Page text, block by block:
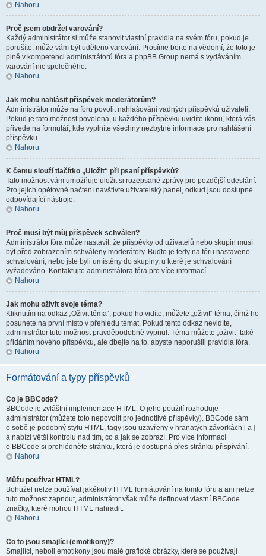
Nahoru
Proč jsem obdržel varování?
Každý administrátor si může stanovit vlastní pravidla na svém fóru, pokud je
porušíte, může vám být uděleno varování. Prosíme berte na vědomí, že toto je
plně v kompetenci administrátorů fóra a phpBB Group nemá s vydáváním
varování nic společného.
Nahoru
Jak mohu nahlásit příspěvek moderátorům?
Administrátor může na fóru povolit nahlašování vadných příspěvků uživateli.
Pokud je tato možnost povolena, u každého příspěvku uvidíte ikonu, která vás
přivede na formulář, kde vyplníte všechny nezbytné informace pro nahlášení
příspěvku.
Nahoru
K čemu slouží tlačítko „Uložit“ při psaní příspěvků?
Tato možnost vám umožňuje uložit si rozepsané zprávy pro pozdější odeslání.
Pro jejich opětovné načtení navštivte uživatelský panel, odkud jsou dostupné
odpovídající nástroje.
Nahoru
Proč musí být můj příspěvek schválen?
Administrátor fóra může nastavit, že příspěvky od uživatelů nebo skupin musí
být před zobrazením schváleny moderátory. Buďto je tedy na fóru nastaveno
schvalování, nebo jste byli umístěny do skupiny, u které je schvalování
vyžadováno. Kontaktujte administrátora fóra pro více informací.
Nahoru
Jak mohu oživit svoje téma?
Kliknutím na odkaz „Oživit téma“, pokud ho vidíte, můžete „oživit“ téma, čímž ho
posunete na první místo v přehledu témat. Pokud tento odkaz nevidíte,
administrátor tuto možnost pravděpodobně vypnul. Téma můžete „oživit“ také
přidáním nového příspěvku, ale dbejte na to, abyste neporušili pravidla fóra.
Nahoru
Formátování a typy příspěvků
Co je BBCode?
BBCode je zvláštní implementace HTML. O jeho použití rozhoduje
administrátor (můžete toto nepovolit pro jednotlivé příspěvky). BBCode sám
o sobě je podobný stylu HTML, tagy jsou uzavřeny v hranatých závorkách [ a ]
a nabízí větší kontrolu nad tím, co a jak se zobrazí. Pro více informací
o BBCode si prohlédněte stránku, která je dostupná přes stránku přispívání.
Nahoru
Můžu používat HTML?
Bohužel nelze používat jakékoliv HTML formátování na tomto fóru a ani nelze
tuto možnost zapnout, administrátor však může definovat vlastní BBCode
značky, které mohou HTML nahradit.
Nahoru
Co to jsou smajlíci (emotikony)?
Smajlíci, neboli emotikony jsou malé grafické obrázky, které se používají